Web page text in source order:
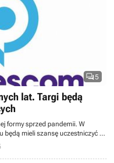
5
lat. Targi będą
formy sprzed pandemii. W
będą mieli szansę uczestniczyć w